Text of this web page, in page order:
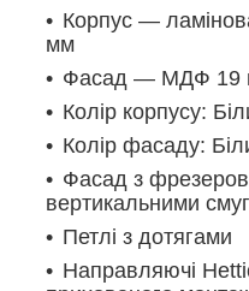
Корпус —
мм
Фасад — МДФ 19
Колір корпусу:
Колір фасаду:
Фасад з
вертикальними
Петлі з дотягами
Направляючі